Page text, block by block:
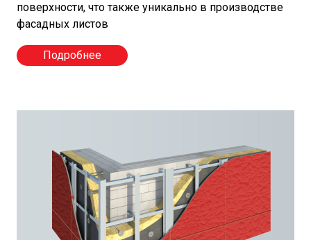
поверхности, что также уникально в производстве
фасадных листов
Подробнее